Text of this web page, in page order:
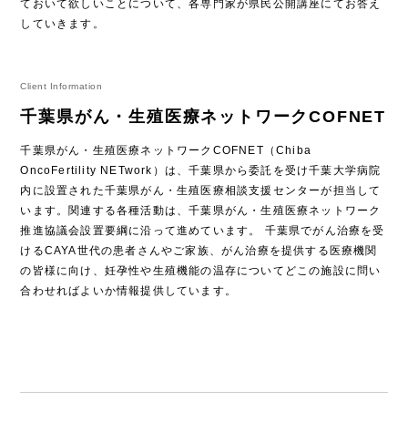
ておいて欲しいことについて、各専門家が県民公開講座にてお答え
していきます。
Client Information
千葉県がん・生殖医療ネットワークCOFNET
千葉県がん・生殖医療ネットワークCOFNET（Chiba
OncoFertility NETwork）は、千葉県から委託を受け千葉大学病院
内に設置された千葉県がん・生殖医療相談支援センターが担当して
います。関連する各種活動は、千葉県がん・生殖医療ネットワーク
推進協議会設置要綱に沿って進めています。 千葉県でがん治療を受
けるCAYA世代の患者さんやご家族、がん治療を提供する医療機関
の皆様に向け、妊孕性や生殖機能の温存についてどこの施設に問い
合わせればよいか情報提供しています。